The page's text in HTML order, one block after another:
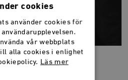
fortsätta vara
cookies
använder cookies för
vår webbplats
alla cookies i enlighet
Läs mer